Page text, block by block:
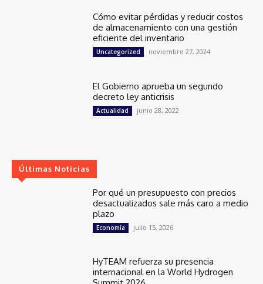
Cómo evitar pérdidas y reducir costos
de almacenamiento con una gestión
eficiente del inventario
Uncategorized noviembre 27, 2024
El Gobierno aprueba un segundo
decreto ley anticrisis
Actualidad junio 28, 2022
Últimas Noticias
Por qué un presupuesto con precios
desactualizados sale más caro a medio
plazo
Economía julio 15, 2026
HyTEAM refuerza su presencia
internacional en la World Hydrogen